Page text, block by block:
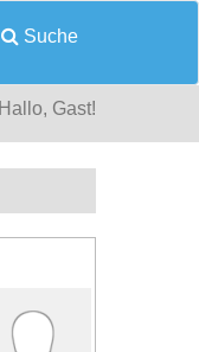
Suche
Hallo, Gast!